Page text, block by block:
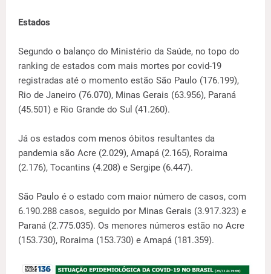
Estados
Segundo o balanço do Ministério da Saúde, no topo do
ranking de estados com mais mortes por covid-19
registradas até o momento estão São Paulo (176.199),
Rio de Janeiro (76.070), Minas Gerais (63.956), Paraná
(45.501) e Rio Grande do Sul (41.260).
Já os estados com menos óbitos resultantes da
pandemia são Acre (2.029), Amapá (2.165), Roraima
(2.176), Tocantins (4.208) e Sergipe (6.447).
São Paulo é o estado com maior número de casos, com
6.190.288 casos, seguido por Minas Gerais (3.917.323) e
Paraná (2.775.035). Os menores números estão no Acre
(153.730), Roraima (153.730) e Amapá (181.359).